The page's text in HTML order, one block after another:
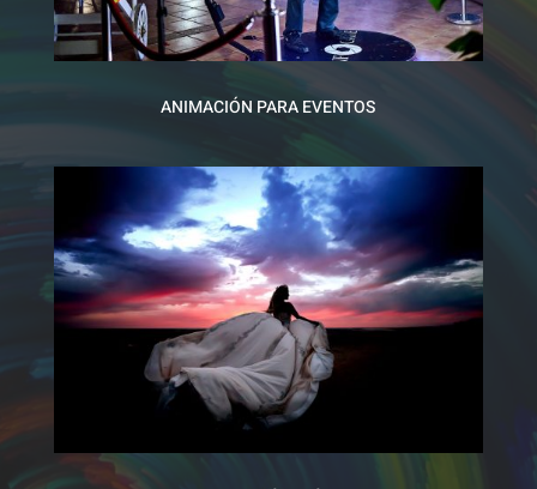
ANIMACIÓN PARA EVENTOS